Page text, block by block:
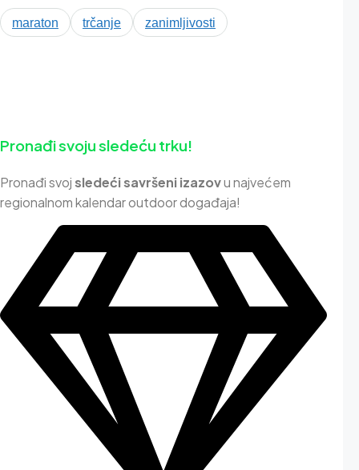
maraton trčanje zanimljivosti
Pronađi svoju sledeću trku!
Pronađi svojsledeći savršeni izazovu najvećem
regionalnom kalendar outdoor događaja!